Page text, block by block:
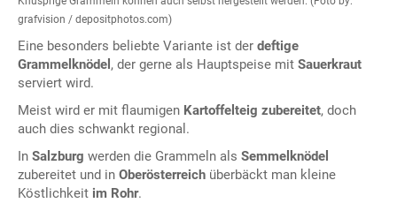
grafvision / depositphotos.com)
Eine besonders beliebte Variante ist der deftige
Grammelknödel , der gerne als Hauptspeise mit Sauerkraut
serviert wird.
Meist wird er mit flaumigen Kartoffelteig zubereitet, doch
auch dies schwankt regional.
In Salzburg werden die Grammeln als Semmelknödel
zubereitet und in Oberösterreich überbäckt man kleine
Köstlichkeit im Rohr.